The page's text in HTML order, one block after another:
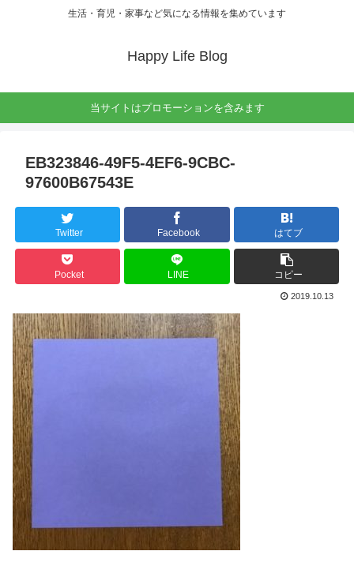
生活・育児・家事など気になる情報を集めています
Happy Life Blog
当サイトはプロモーションを含みます
EB323846-49F5-4EF6-9CBC-
97600B67543E
Twitter Facebook はてブ
Pocket LINE コピー
2019.10.13